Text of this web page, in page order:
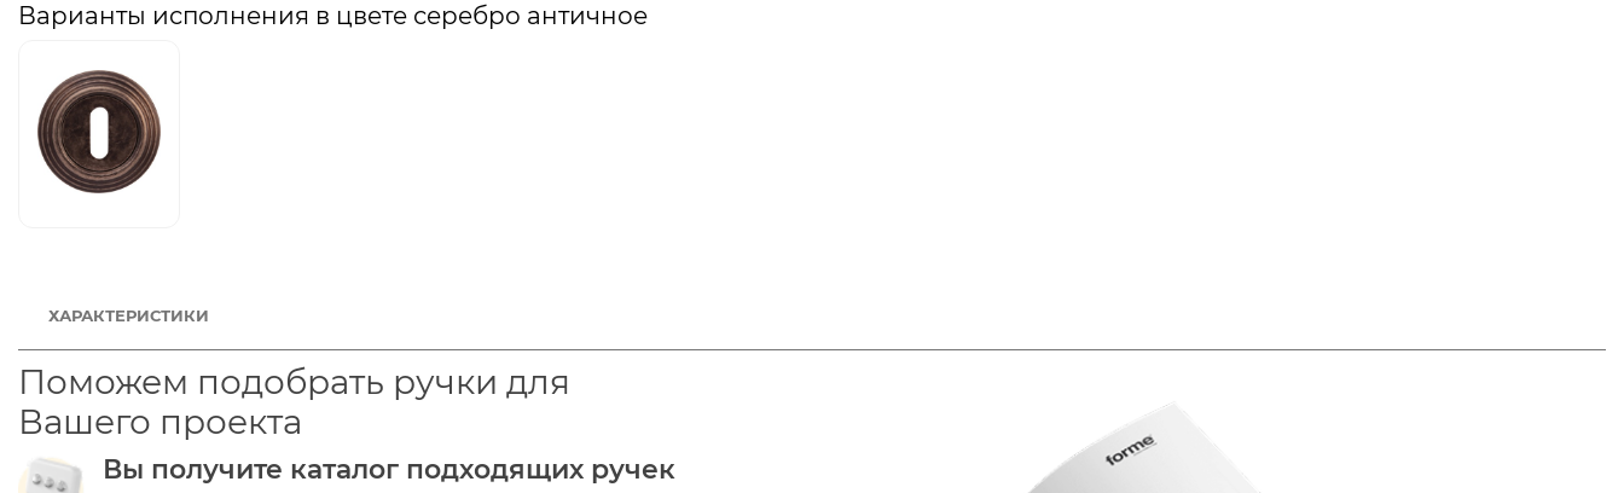
Варианты исполнения в цвете серебро античное
ХАРАКТЕРИСТИКИ
Поможем подобрать ручки для
Вашего проекта
Вы получите каталог подходящих ручек